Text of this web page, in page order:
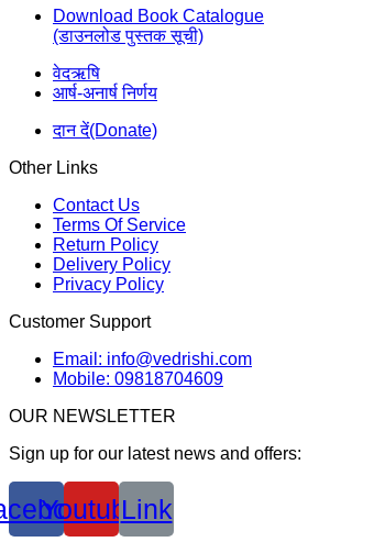
Download Book Catalogue
(डाउनलोड पुस्तक सूची)
वेदऋषि
आर्ष-अनार्ष निर्णय
दान दें(Donate)
Other Links
Contact Us
Terms Of Service
Return Policy
Delivery Policy
Privacy Policy
Customer Support
Email: info@vedrishi.com
Mobile: 09818704609
OUR NEWSLETTER
Sign up for our latest news and offers:
YoutubeLink